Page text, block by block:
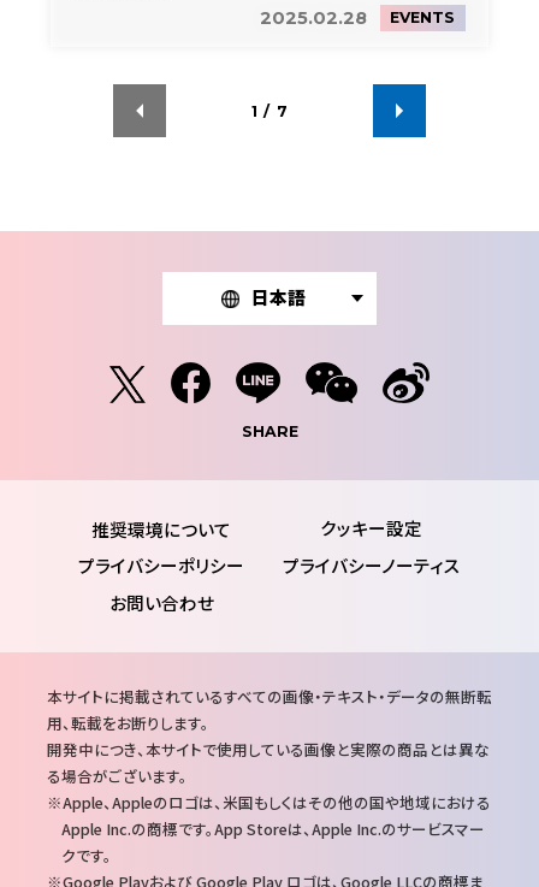
2025.02.28 EVENTS
1 / 7
日本語
SHARE
推奨環境について
プライバシーポリシー
プライバシーノーティス
お問い合わせ
注
意
事
項
本サイトに掲載されているすべての画像・テキスト・データの無断転
用、転載をお断りします。
開発中につき、本サイトで使用している画像と実際の商品とは異な
る場合がございます。
Apple、Appleのロゴは、米国もしくはその他の国や地域における
Apple Inc.の商標です。App Storeは、Apple Inc.のサービスマー
クです。
Google Playおよび Google Play ロゴは、Google LLCの商標ま